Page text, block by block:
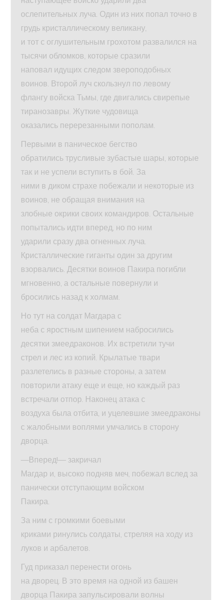
ослепительных луча. Один из них попал точно в
грудь кристаллическому великану,
и тот с оглушительным грохотом развалился на
тысячи обломков, которые сразили
наповал идущих следом звероподобных
воинов. Второй луч скользнул по левому
флангу войска Тьмы, где двигались свирепые
тиранозавры. Жуткие чудовища
оказались перерезанными пополам.
Первыми в паническое бегство
обратились трусливые зубастые шары, которые
так и не успели вступить в бой. За
ними в диком страхе побежали и некоторые из
воинов, не обращая внимания на
злобные окрики своих командиров. Остальные
попытались идти вперед, но по ним
ударили сразу два огненных луча.
Кристаллические гиганты один за другим
взорвались. Десятки воинов Пакира погибли
мгновенно, а остальные повернули и
бросились назад к холмам.
Но тут на солдат Магдара с
неба с яростным шипением набросились
десятки змеедраконов. Их встретили тучи
стрел и лес из копий. Крылатые твари
разлетелись в разные стороны, а затем
повторили атаку еще и еще, но каждый раз
встречали отпор. Наконец атака с
воздуха была отбита, и уцелевшие змеедраконы
с жалобными воплями умчались в сторону
дворца.
—Вперед!— закричал
Магдар и, высоко подняв меч, побежал вслед за
панически отступающим войском
Пакира.
За ним с громкими боевыми
криками ринулись солдаты, стреляя на ходу из
луков и арбалетов.
Гуд приказал перенести огонь
на дворец. В это время на одной из башен
дворца Пакира запульсировали волны